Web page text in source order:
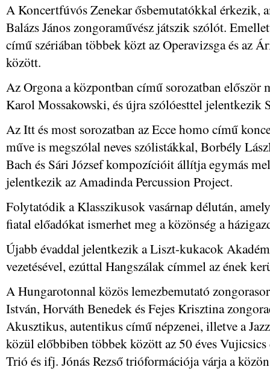
A Koncertfúvós Zenekar ősbemutatókkal érkezik,
Balázs János zongoraművész játszik szólót.
című szériában többek közt az Operavizsga és az
között.
Az Orgona a központban című sorozatban először
Karol Mossakowski, és újra szólóesttel jelentkezik
Az Itt és most sorozatban az Ecce homo című
műve is megszólal neves szólistákkal, Borbély
Bach és Sári József kompozícióit állítja egymás
jelentkezik az Amadinda Percussion Project.
Folytatódik a Klasszikusok vasárnap délután,
fiatal előadókat ismerhet meg a közönség a
Újabb évaddal jelentkezik a Liszt-kukacok
vezetésével, ezúttal Hangszálak címmel az ének
A Hungarotonnal közös lemezbemutató
István, Horváth Benedek és Fejes Krisztina
Akusztikus, autentikus című népzenei, illetve a
közül előbbiben többek között az 50 éves
Trió és ifj. Jónás Rezső trióformációja várja a